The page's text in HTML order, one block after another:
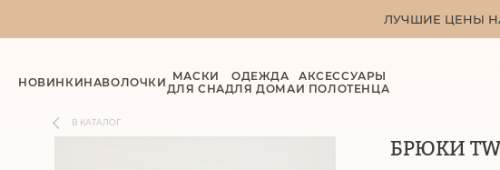
ЛУЧШИЕ ЦЕНЫ
НОВИНКИНАВОЛОЧКИ МАСКИ
ДЛЯ СНА
ОДЕЖДА
ДЛЯ ДОМА
АКСЕССУАРЫ
И ПОЛОТЕНЦА
В КАТАЛОГ
БРЮКИ